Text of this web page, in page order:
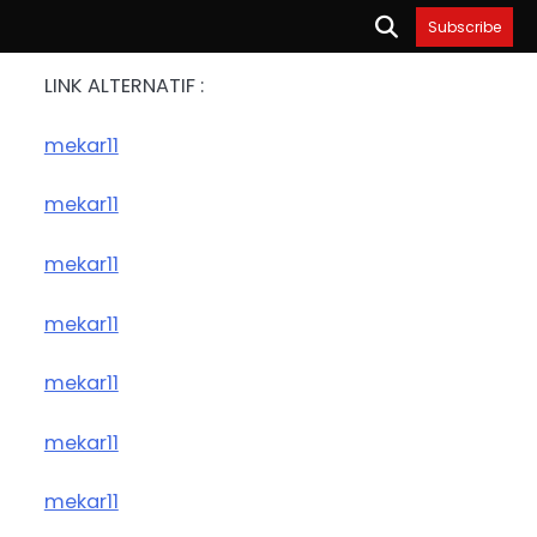
Subscribe
LINK ALTERNATIF :
mekar11
mekar11
mekar11
mekar11
mekar11
mekar11
mekar11